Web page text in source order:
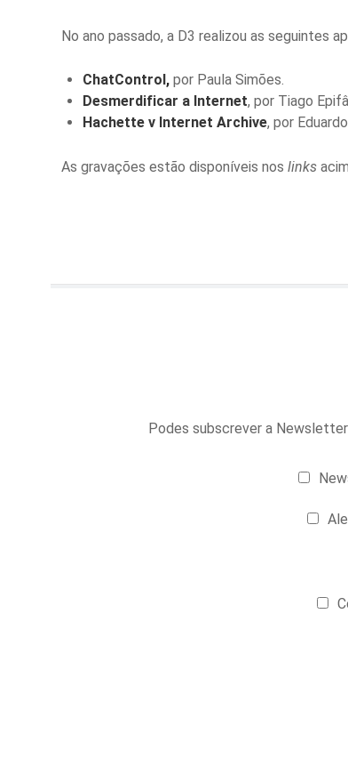
No ano passado, a D3 realizou as seguintes
ChatControl , por Paula Simões.
Desmerdificar a Internet, por Tiago
Hachette v Internet Archive, por
As gravações estão disponíveis nos links
Podes subscrever a